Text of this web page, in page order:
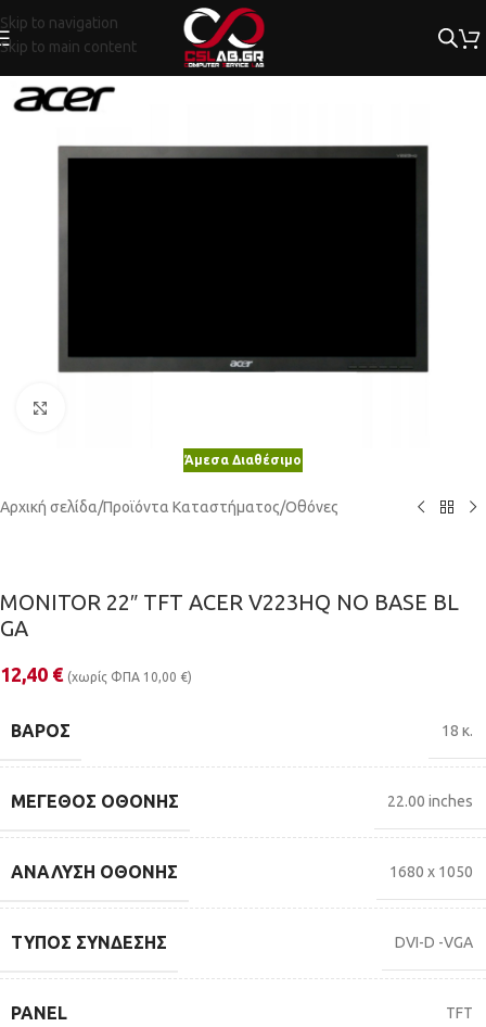
Skip to navigation
Skip to main content
Άμεσα Διαθέσιμο
Αρχική σελίδα/Προϊόντα Καταστήματος/Οθόνες
MONITOR 22″ TFT ACER V223HQ NO BASE BL
GA
12,40 € (χωρίς ΦΠΑ 10,00 €)
ΒΆΡΟΣ 18 κ.
ΜΈΓΕΘΟΣ ΟΘΌΝΗΣ 22.00 inches
ΑΝΆΛΥΣΗ ΟΘΌΝΗΣ 1680 x 1050
ΤΎΠΟΣ ΣΎΝΔΕΣΗΣ DVI-D -VGA
PANEL TFT